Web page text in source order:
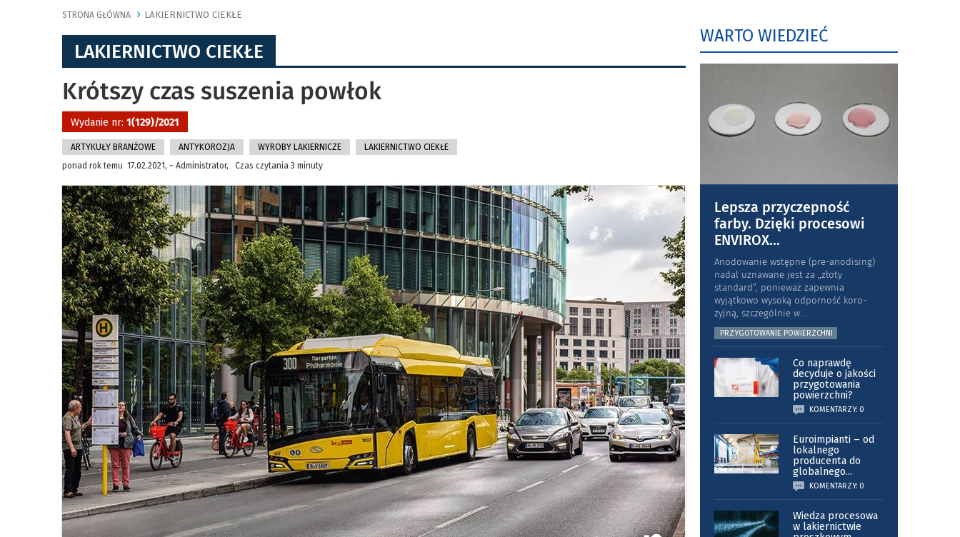
STRONA GŁÓWNA LAKIERNICTWO CIEKŁE
LAKIERNICTWO CIEKŁE
Krótszy czas suszenia powłok
Wydanie nr: 1(129)/2021
ARTYKUŁY BRANŻOWE ANTYKOROZJA WYROBY LAKIERNICZE
LAKIERNICTWO CIEKŁE
ponad rok temu 17.02.2021, ~ Administrator, Czas czytania 3 minuty
WARTO WIEDZIEĆ
Lepsza przyczepność
farby. Dzięki procesowi
ENVIROX...
Anodowanie wstępne (pre-anodising)
nadal uznawane jest za „złoty
standard”, ponieważ zapewnia
wyjątkowo wysoką odporność koro­
zyjną, szczególnie w...
PRZYGOTOWANIE POWIERZCHNI
Co naprawdę
decyduje o jakości
przygotowania
powierzchni?
KOMENTARZY: 0
Euroimpianti – od
lokalnego
producenta do
globalnego...
KOMENTARZY: 0
Wiedza procesowa
w lakiernictwie